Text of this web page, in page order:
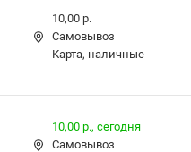
10,00 р.
Самовывоз
карта, наличные
10,00 р., сегодня
Самовывоз